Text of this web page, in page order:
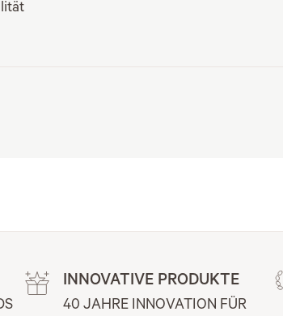
INNOVATIVE PRODUKTE
40 JAHRE INNOVATION FÜR